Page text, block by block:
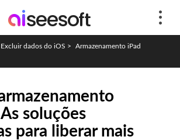
Excluir dados do iOS >
Armazenamento iPad
soluções
para liberar mais